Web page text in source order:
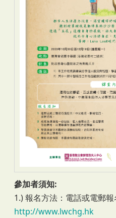
參加者須知:
1.) 報名方法：電話或電郵
http://www.lwchg.hk